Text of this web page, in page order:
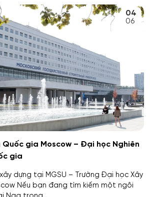
môi trường
kỹ thuật
múa
học
thông tin trong thực thi pháp luật
04
06
gia Moscow – Đại học Nghiên
gia
dựng tại MGSU – Trường Đại học Xây
Nếu bạn đang tìm kiếm một ngôi